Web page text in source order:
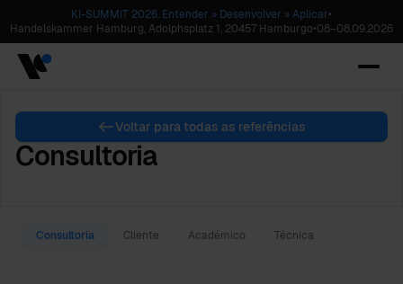
KI-SUMMIT 2026. Entender » Desenvolver » Aplicar•
Handelskammer Hamburg, Adolphsplatz 1, 20457 Hamburgo•08–08.09.2026
Voltar para todas as referências
Consultoria
Consultoria Cliente Académico Técnica